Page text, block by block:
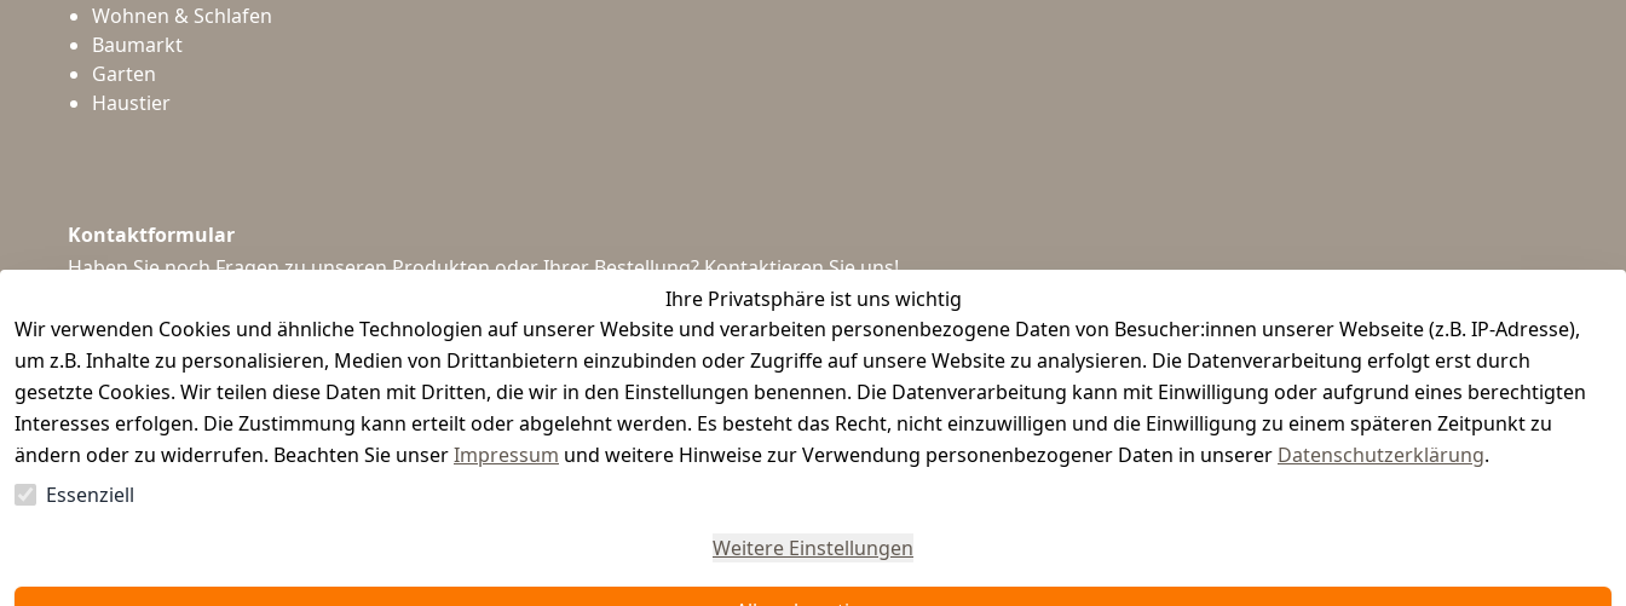
Ihre Privatsphäre ist uns wichtig
Wir verwenden Cookies und ähnliche Technologien auf unserer Website und verarbeiten personenbezogene Daten von Besucher:innen unserer Webseite (z.B. IP-Adresse),
um z.B. Inhalte zu personalisieren, Medien von Drittanbietern einzubinden oder Zugriffe auf unsere Website zu analysieren. Die Datenverarbeitung erfolgt erst durch
gesetzte Cookies. Wir teilen diese Daten mit Dritten, die wir in den Einstellungen benennen. Die Datenverarbeitung kann mit Einwilligung oder aufgrund eines berechtigten
Interesses erfolgen. Die Zustimmung kann erteilt oder abgelehnt werden. Es besteht das Recht, nicht einzuwilligen und die Einwilligung zu einem späteren Zeitpunkt zu
ändern oder zu widerrufen. Beachten Sie unserImpressum und weitere Hinweise zur Verwendung personenbezogener Daten in unserer Datenschutzerklärung.
Essenziell
Weitere Einstellungen
Wohnen & Schlafen
Baumarkt
Garten
Haustier
Kontaktformular
Haben Sie noch Fragen zu unseren Produkten oder Ihrer Bestellung? Kontaktieren Sie uns!
support@waidmeister.de